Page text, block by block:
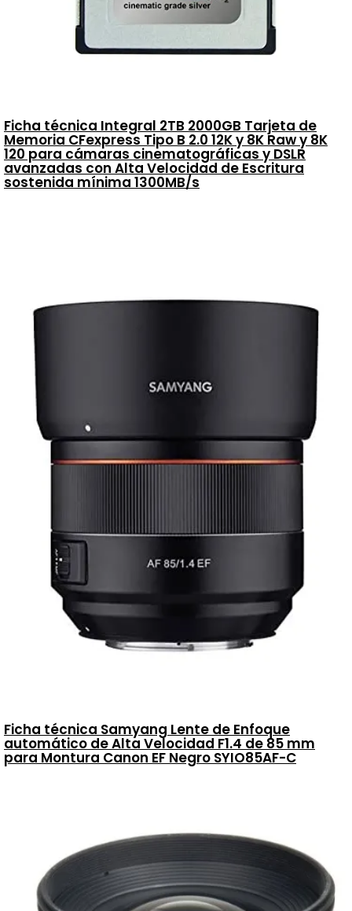
Ficha técnica Integral 2TB 2000GB Tarjeta de
Memoria CFexpress Tipo B 2.0 12K y 8K Raw y 8K
120 para cámaras cinematográficas y DSLR
avanzadas con Alta Velocidad de Escritura
sostenida mínima 1300MB/s
Ficha técnica Samyang Lente de Enfoque
automático de Alta Velocidad F1.4 de 85 mm
para Montura Canon EF Negro SYIO85AF-C